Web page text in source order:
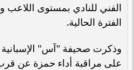
الفني للنادي بمستوى اللاعب
الفترة الحالية.
وذكرت صحيفة "آس"
على مراقبة أداء حمزة عن